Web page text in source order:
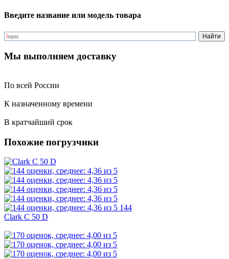
Введите название или модель товара
Мы выполняем доставку
По всей России
К назначенному времени
В кратчайший срок
Похожие погрузчики
144
Clark C 50 D